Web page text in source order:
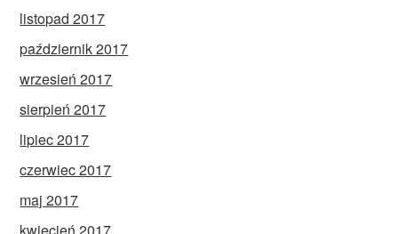
listopad 2017
październik 2017
wrzesień 2017
sierpień 2017
lipiec 2017
czerwiec 2017
maj 2017
kwiecień 2017